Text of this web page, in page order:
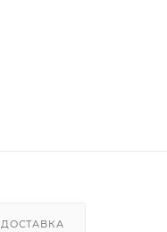
ДОСТАВКА